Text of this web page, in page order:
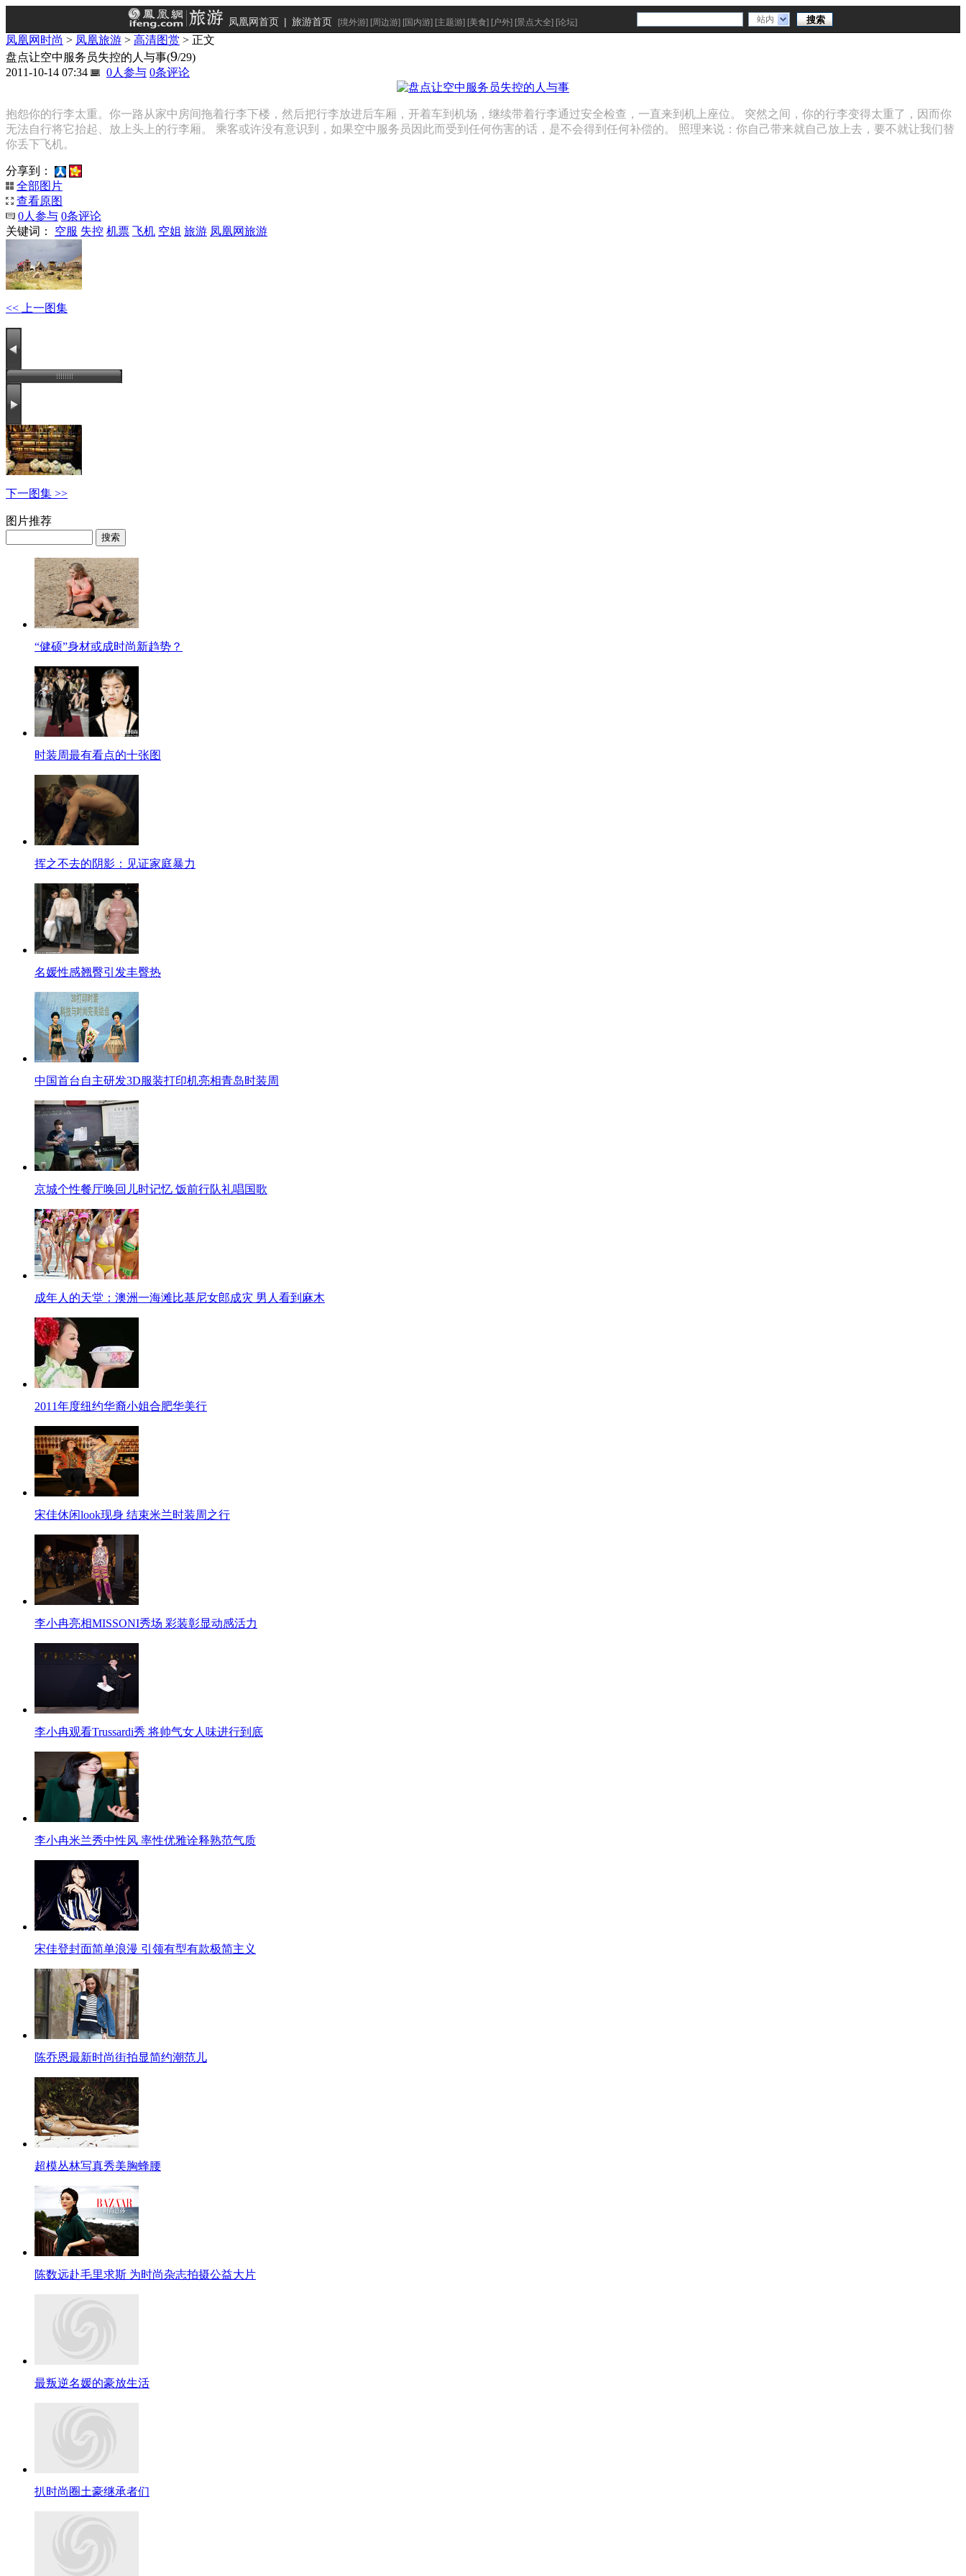
凤凰网首页 | 旅游首页 [境外游] [周边游] [国内游] [主题游] [美食] [户外] [景点大全] [论坛] 站内
凤凰网时尚 > 凤凰旅游 > 高清图赏 > 正文
盘点让空中服务员失控的人与事(9/29)
2011-10-14 07:34
0人参与 0条评论
抱怨你的行李太重。你一路从家中房间拖着行李下楼，然后把行李放进后车厢，开着车到机场，继续带着行李通过安全检查，一直来到机上座位。 突然之间，你的行李变得太重了，因而你
无法自行将它抬起、放上头上的行李厢。 乘客或许没有意识到，如果空中服务员因此而受到任何伤害的话，是不会得到任何补偿的。 照理来说：你自己带来就自己放上去，要不就让我们替
你丢下飞机。
分享到：
全部图片
查看原图
0人参与 0条评论
关键词： 空服 失控 机票 飞机 空姐 旅游 凤凰网旅游
<< 上一图集
下一图集 >>
图片推荐
“健硕”身材或成时尚新趋势？
时装周最有看点的十张图
挥之不去的阴影：见证家庭暴力
名媛性感翘臀引发丰臀热
中国首台自主研发3D服装打印机亮相青岛时装周
京城个性餐厅唤回儿时记忆 饭前行队礼唱国歌
成年人的天堂：澳洲一海滩比基尼女郎成灾 男人看到麻木
2011年度纽约华裔小姐合肥华美行
宋佳休闲look现身 结束米兰时装周之行
李小冉亮相MISSONI秀场 彩装彰显动感活力
李小冉观看Trussardi秀 将帅气女人味进行到底
李小冉米兰秀中性风 率性优雅诠释熟范气质
宋佳登封面简单浪漫 引领有型有款极简主义
陈乔恩最新时尚街拍显简约潮范儿
超模丛林写真秀美胸蜂腰
陈数远赴毛里求斯 为时尚杂志拍摄公益大片
最叛逆名媛的豪放生活
扒时尚圈土豪继承者们